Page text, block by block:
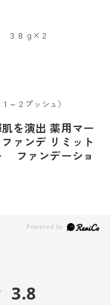
を演出 薬用マー
ァンデ リミット
ファンデーショ
３８ｇ×２
～２プッシュ）
3.8